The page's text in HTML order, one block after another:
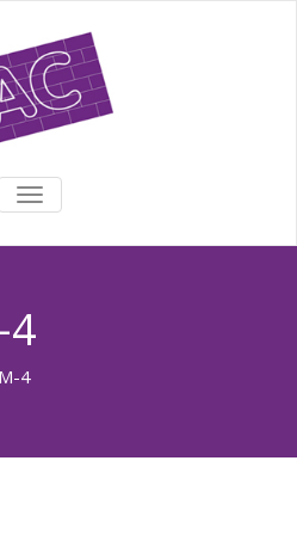
TOGGLE NAVIGATION
4
4